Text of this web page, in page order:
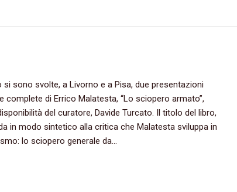
sono svolte,‭ ‬a Livorno e a Pisa,‭ ‬due presentazioni
complete di Errico Malatesta,‭ “‬Lo sciopero armato‭”‬,‭
del curatore,‭ ‬Davide Turcato. Il titolo del libro,‭
in modo sintetico alla critica che Malatesta sviluppa in
‬lo sciopero generale da…